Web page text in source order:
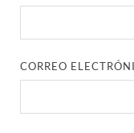
CORREO